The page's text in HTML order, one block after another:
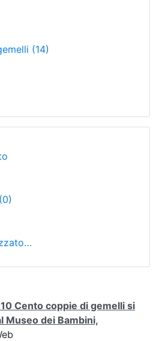
(14)
(0)
Cento coppie di gemelli si
Museo dei Bambini,